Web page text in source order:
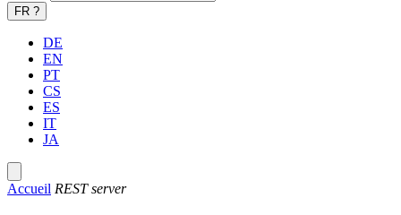
FR ?
DE
EN
PT
CS
ES
IT
JA
Accueil REST server